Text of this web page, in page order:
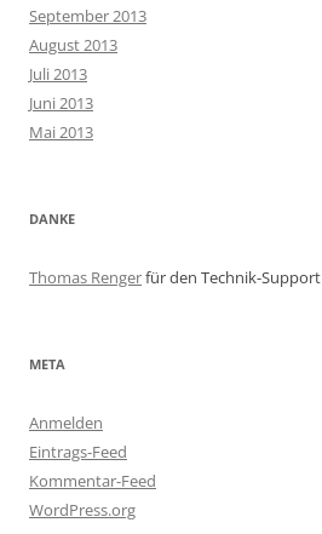
September 2013
August 2013
Juli 2013
Juni 2013
Mai 2013
DANKE
Thomas Rengerfür den Technik-Support
META
Anmelden
Eintrags-Feed
Kommentar-Feed
WordPress.org